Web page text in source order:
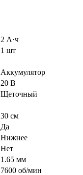
2 А·ч
1 шт
Аккумулятор
20 В
Щеточный
30 см
Да
Нижнее
Нет
1.65 мм
7600 об/мин